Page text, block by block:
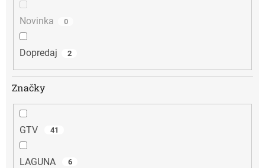
Novinka 0
Dopredaj 2
Značky
GTV 41
LAGUNA 6